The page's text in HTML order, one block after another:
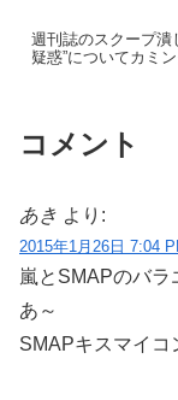
週刊誌のスクープ潰
疑惑”についてカミ
コメント
あき より:
2015年1月26日 7:04
嵐とSMAPのバ
あ～
SMAPキスマイコ